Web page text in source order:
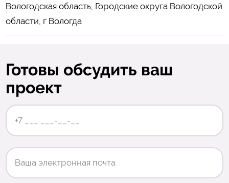
Вологодская область, Городские округа Вологодской
области, г Вологда
Готовы обсудить ваш
проект